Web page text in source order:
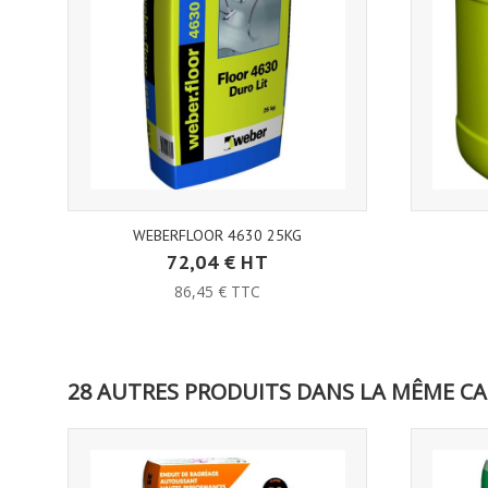
WEBERFLOOR 4630 25KG
72,04 € HT
86,45 € TTC
28 AUTRES PRODUITS DANS LA MÊME